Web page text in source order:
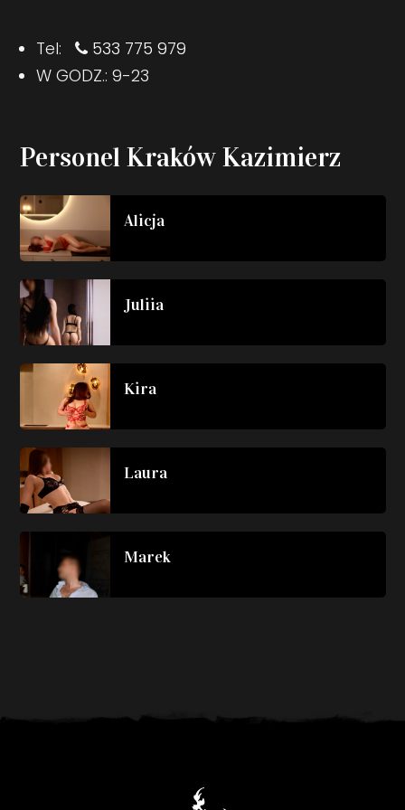
Tel:
533 775 979
W GODZ.: 9-23
Personel Kraków Kazimierz
Alicja
Juliia
Kira
Laura
Marek